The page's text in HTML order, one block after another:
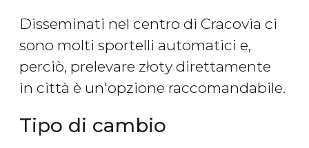
Disseminati nel centro di Cracovia ci
sono molti sportelli automatici e,
perciò, prelevare złoty direttamente
in città è un'opzione raccomandabile.
Tipo di cambio